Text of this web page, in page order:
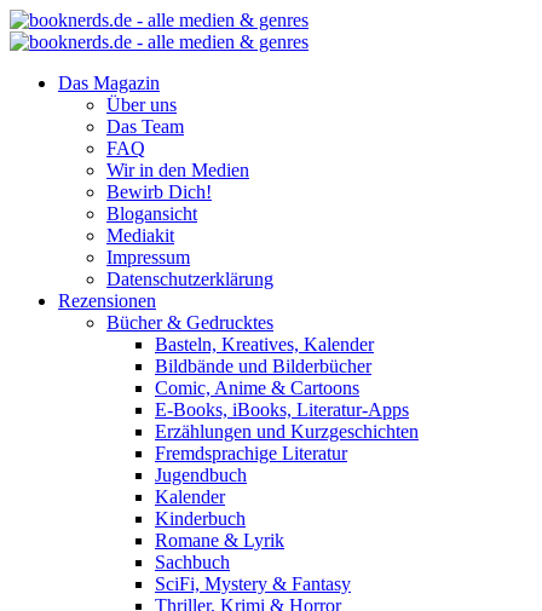
Das Magazin
Über uns
Das Team
FAQ
Wir in den Medien
Bewirb Dich!
Blogansicht
Mediakit
Impressum
Datenschutzerklärung
Rezensionen
Bücher & Gedrucktes
Basteln, Kreatives, Kalender
Bildbände und Bilderbücher
Comic, Anime & Cartoons
E-Books, iBooks, Literatur-Apps
Erzählungen und Kurzgeschichten
Fremdsprachige Literatur
Jugendbuch
Kalender
Kinderbuch
Romane & Lyrik
Sachbuch
SciFi, Mystery & Fantasy
Thriller, Krimi & Horror